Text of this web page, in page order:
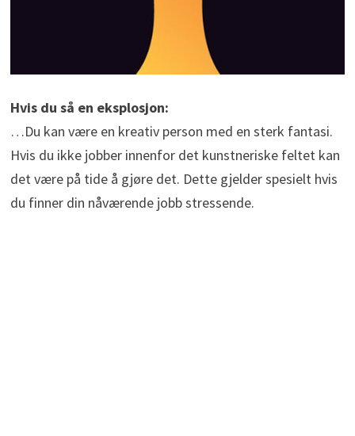
Hvis du så en eksplosjon:
…Du kan være en kreativ person med en sterk fantasi.
Hvis du ikke jobber innenfor det kunstneriske feltet kan
det være på tide å gjøre det. Dette gjelder spesielt hvis
du finner din nåværende jobb stressende.